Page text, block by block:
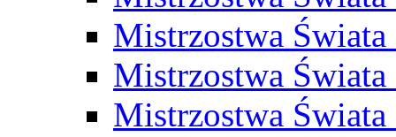
Mistrzostwa
Mistrzostwa
Mistrzostwa